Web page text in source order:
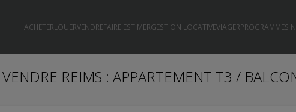
ACHETERLOUERVENDREFAIRE ESTIMERGESTION LOCATIVEVIAGERPROGRAMMES
REIMS : APPARTEMENT T3 /